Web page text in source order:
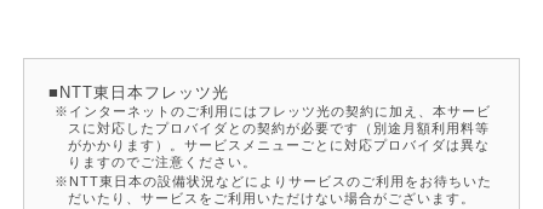
NTT東日本フレッツ光
インターネットのご利用にはフレッツ光の契約に加え、本サービ
スに対応したプロバイダとの契約が必要です（別途月額利用料等
がかかります）。サービスメニューごとに対応プロバイダは異な
りますのでご注意ください。
NTT東日本の設備状況などによりサービスのご利用をお待ちいた
だいたり、サービスをご利用いただけない場合がございます。